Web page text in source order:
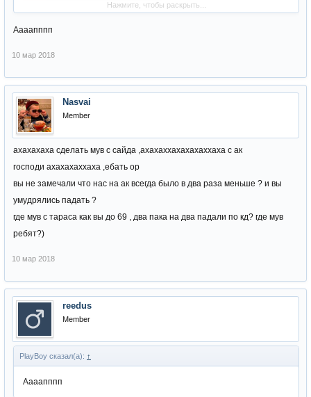
Нажмите, чтобы раскрыть...
Аааапппп
10 мар 2018
Nasvai
Member
ахахахаха сделать мув с сайда ,ахахаххахахахаххаха с ак
господи ахахахаххаха ,ебать ор
вы не замечали что нас на ак всегда было в два раза меньше ? и вы
умудрялись падать ?
где мув с тараса как вы до 69 , два пака на два падали по кд? где мув
ребят?)
10 мар 2018
reedus
Member
PlayBoy сказал(а): ↑
Аааапппп